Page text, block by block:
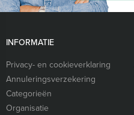
INFORMATIE
Privacy- en cookieverklaring
Annuleringsverzekering
Categorieën
Organisatie